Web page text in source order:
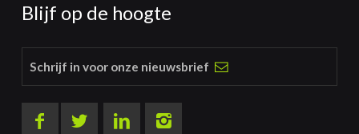
Blijf op de hoogte
Schrijf in voor onze nieuwsbrief